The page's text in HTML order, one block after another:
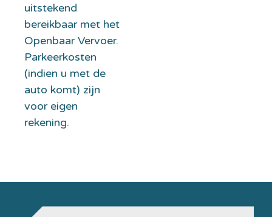
uitstekend
bereikbaar met het
Openbaar Vervoer.
Parkeerkosten
(indien u met de
auto komt) zijn
voor eigen
rekening.